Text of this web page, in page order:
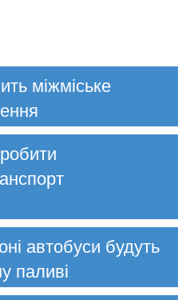
міжміське
автобуси будуть
паливі